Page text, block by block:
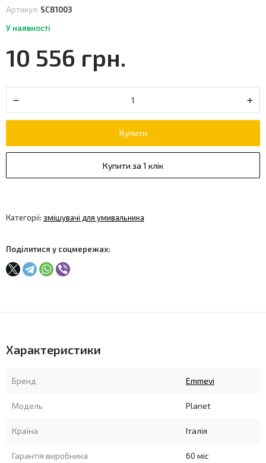
Артикул: SC81003
У наявності
10 556 грн.
Купити
Купити за 1 клік
Категорії: змішувачі для умивальника
Поділитися у соцмережах:
Характеристики
Бренд Emmevi
Модель Planet
Країна Італія
Гарантія виробника 60 міс